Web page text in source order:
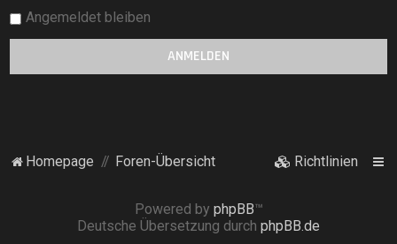
Angemeldet bleiben
Homepage Foren-Übersicht Richtlinien
Powered by phpBB™
Deutsche Übersetzung durch phpBB.de